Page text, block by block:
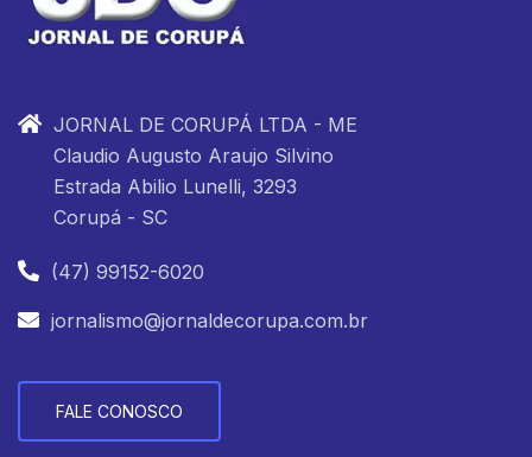
JORNAL DE CORUPÁ LTDA - ME
Claudio Augusto Araujo Silvino
Estrada Abilio Lunelli, 3293
Corupá - SC
(47) 99152-6020
jornalismo@jornaldecorupa.com.br
FALE CONOSCO